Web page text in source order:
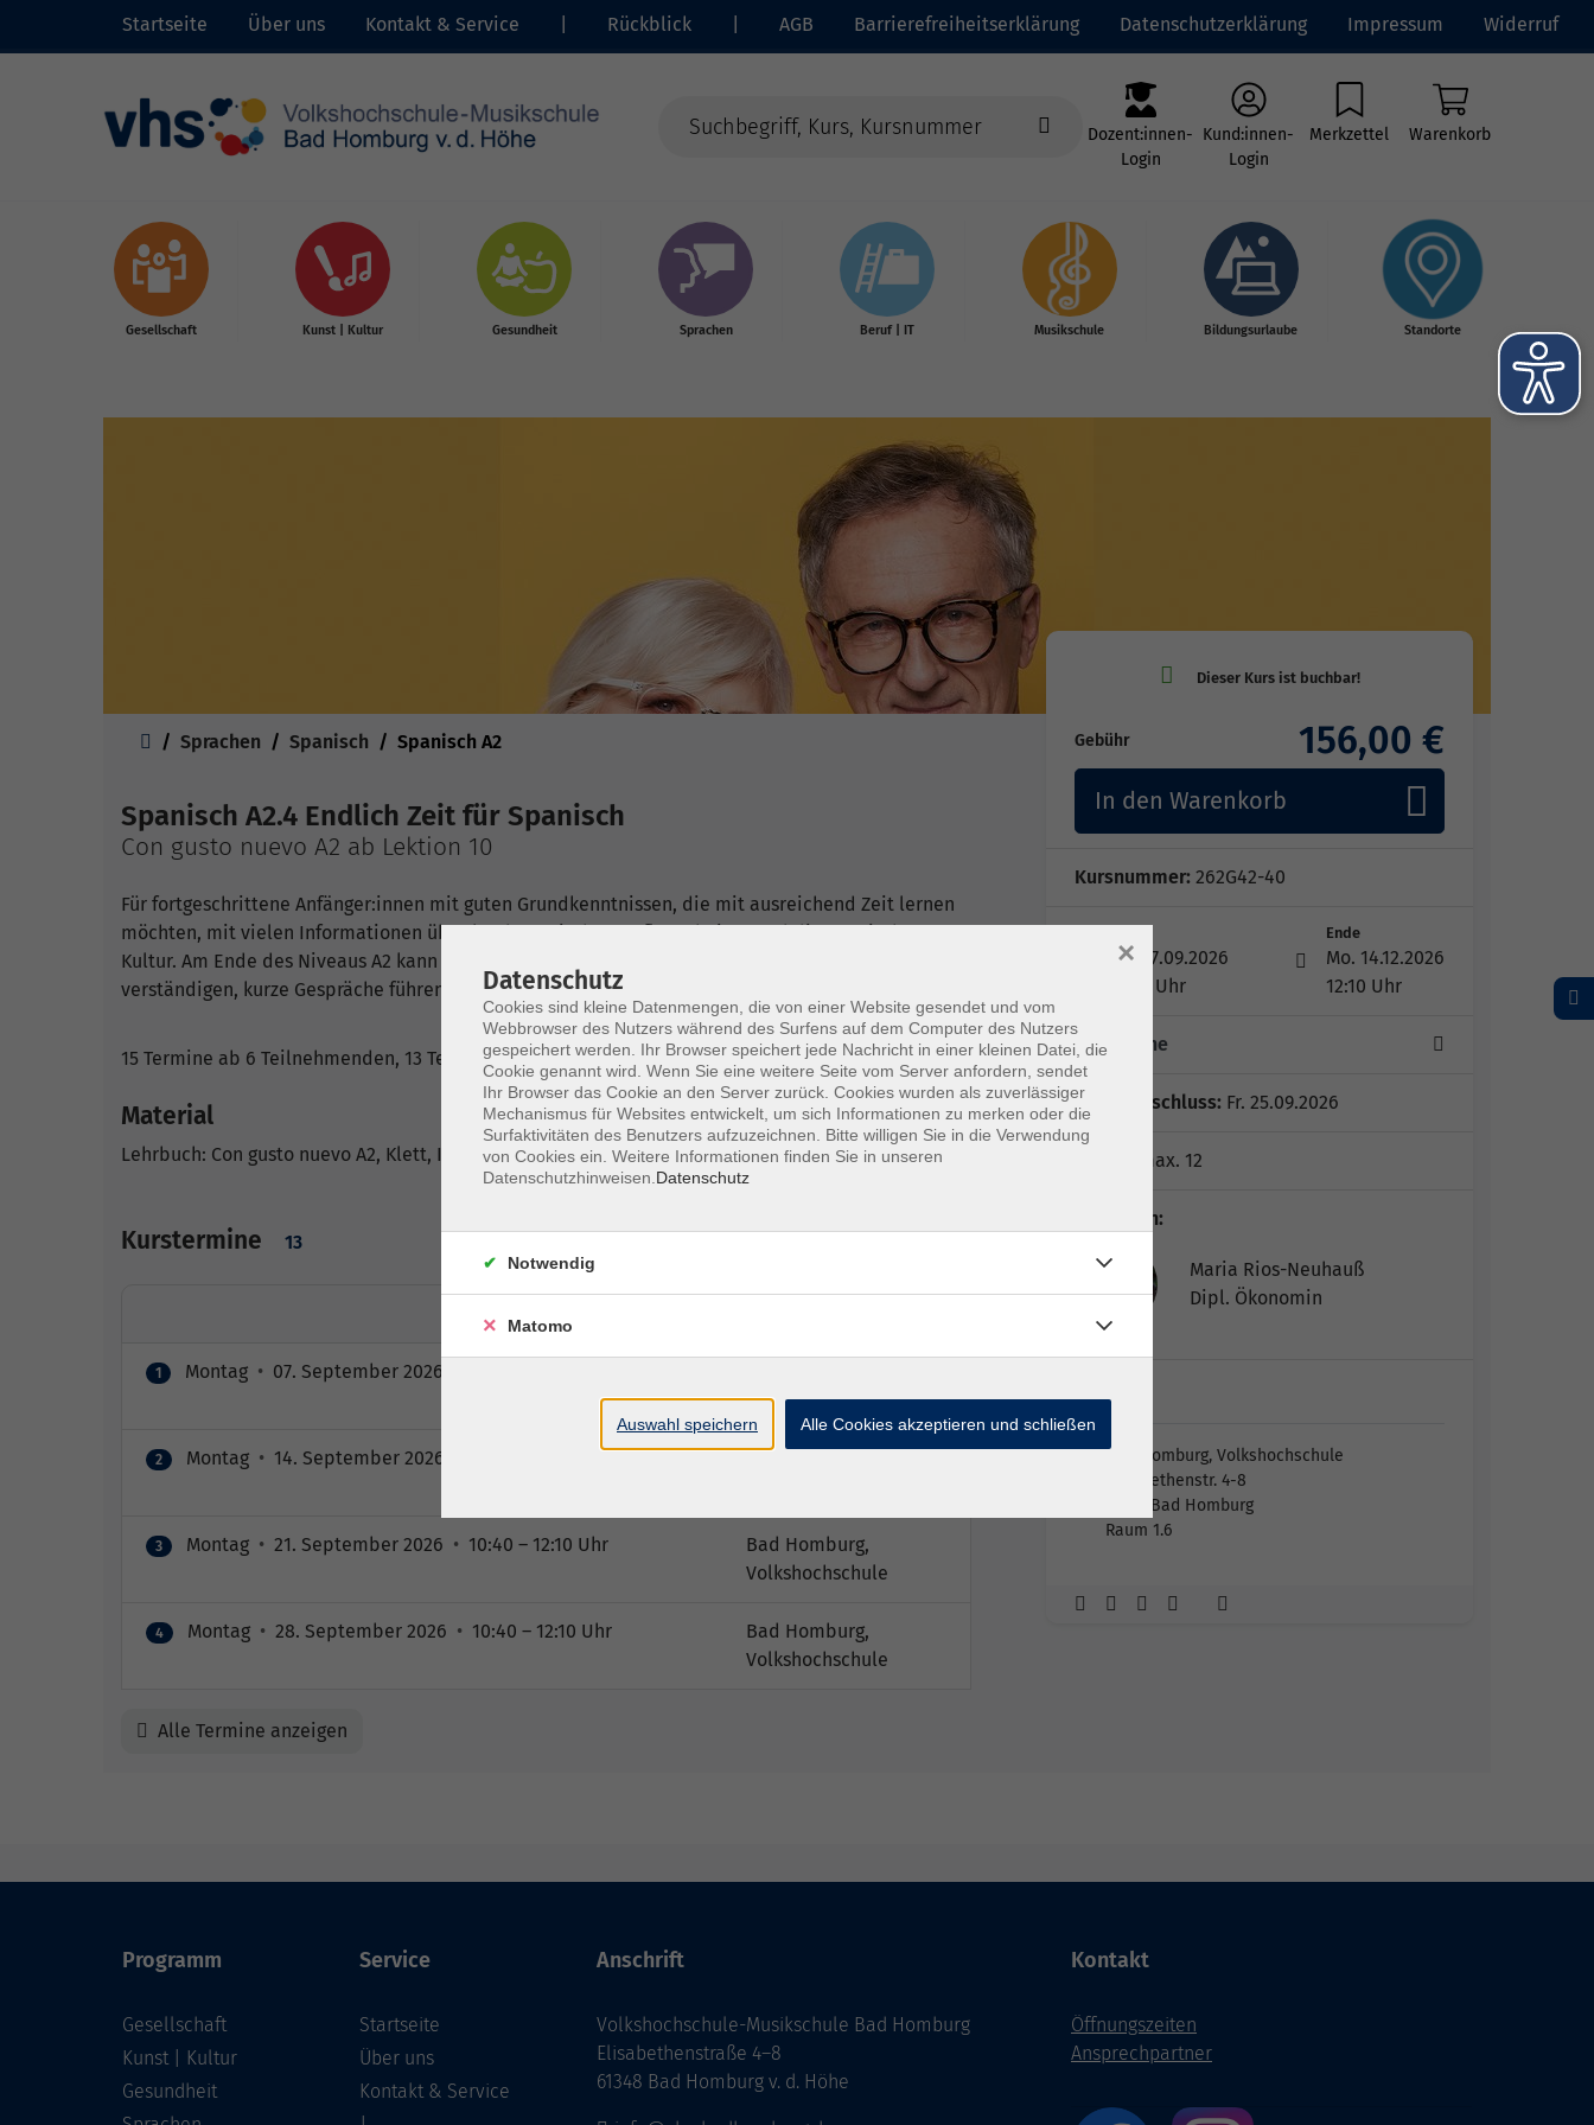
Startseite Über uns Kontakt & Service Rückblick AGB Barrierefreiheitserklärung Datenschutzerklärung Impressum Widerruf
Dozent:innen-
Login
Kund:innen-
Login
Merkzettel Warenkorb
Gesellschaft Kunst | Kultur Gesundheit Sprachen Beruf | IT Musikschule Bildungsurlaube Standorte
Sprachen Spanisch Spanisch A2
Spanisch A2.4 Endlich Zeit für Spanisch
Con gusto nuevo A2 ab Lektion 10
Für fortgeschrittene Anfänger:innen mit guten Grundkenntnissen, die mit ausreichend Zeit lernen
möchten, mit vielen Informationen über landestypische Gepflogenheiten und die spanische
Kultur. Am Ende des Niveaus A2 kann man sich auf einfache Weise in typischen Alltagssituationen
verständigen, kurze Gespräche führen und einfache grammatische Strukturen korrekt verwenden.
15 Termine ab 6 Teilnehmenden, 13 Termine ab 5 Teilnehmenden, 11 Termine ab 4 Teilnehmenden
Material
Lehrbuch: Con gusto nuevo A2, Klett, ISBN 978-3-12-514677-8
Kurstermine 13
1 Montag • 07. September 2026
Volkshochschule
2 Montag • 14. September 2026 10:40 – 12:10 Uhr
Bad Homburg,
3 Montag • 21. September 2026 • 10:40 – 12:10 Uhr
Bad Homburg,
Volkshochschule
4 Montag • 28. September 2026 • 10:40 – 12:10 Uhr
Bad Homburg,
Volkshochschule
Alle Termine anzeigen
Gebühr 156,00 €
In den Warenkorb
Kursnummer: 262G42-40
Mo. 07.09.2026
10:40 Uhr
Ende
Mo. 14.12.2026
12:10 Uhr
13 Termine
Anmeldeschluss: Fr. 25.09.2026
max. 12
Dozent*in:
Maria Rios-Neuhauß
Dipl. Ökonomin
Bad…
Bad Homburg, Volkshochschule
Elisabethenstr. 4-8
61348 Bad Homburg
Raum 1.6
Programm
Gesellschaft
Kunst | Kultur
Gesundheit
Service
Startseite
Über uns
Kontakt & Service
Anschrift
Volkshochschule-Musikschule Bad Homburg
Elisabethenstraße 4–8
61348 Bad Homburg v. d. Höhe
Kontakt
Öffnungszeiten
Ansprechpartner
Datenschutz
Cookies sind kleine Datenmengen, die von einer Website gesendet und vom
Webbrowser des Nutzers während des Surfens auf dem Computer des Nutzers
gespeichert werden. Ihr Browser speichert jede Nachricht in einer kleinen Datei, die
Cookie genannt wird. Wenn Sie eine weitere Seite vom Server anfordern, sendet
Ihr Browser das Cookie an den Server zurück. Cookies wurden als zuverlässiger
Mechanismus für Websites entwickelt, um sich Informationen zu merken oder die
Surfaktivitäten des Benutzers aufzuzeichnen. Bitte willigen Sie in die Verwendung
von Cookies ein. Weitere Informationen finden Sie in unseren
Datenschutzhinweisen. Datenschutz
×
Notwendig
Matomo
Auswahl speichern Alle Cookies akzeptieren und schließen